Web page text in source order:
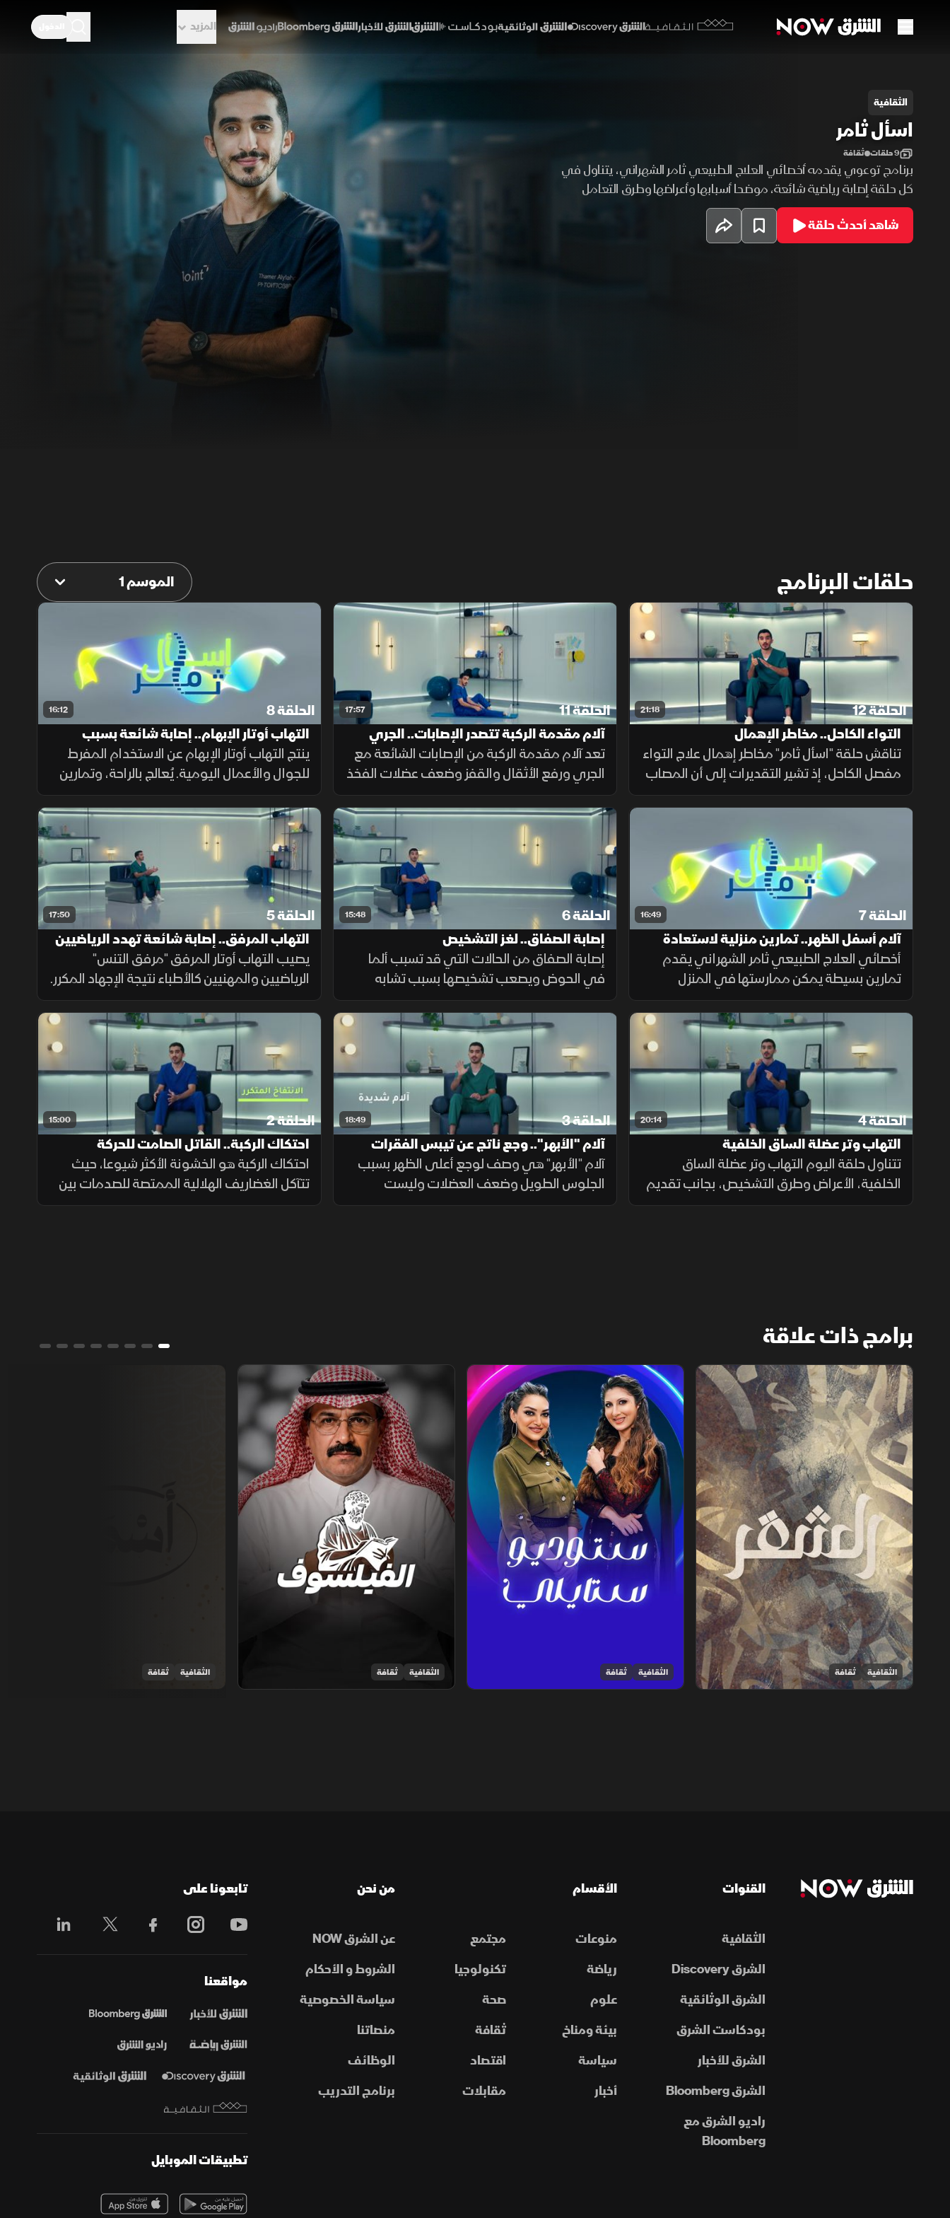
الشرق للأخبار الشرق Bloomberg راديو الشرق
المزيد
الثقافية
اسأل ثامر
9 حلقات ثقافة
برنامج توعوي يقدمه أخصائي العلاج الطبيعي ثامر الشهراني، يتناول في
كل حلقة إصابة رياضية شائعة، موضحا أسبابها وأعراضها وطرق التعامل
معها، مع تقديم تمارين منزلية مبسطة تساعد على تسريع التعافي،
وتقليل فرص تكرار الإصابة، وتعزيز الوعي بأساسيات الوقاية والسلامة
البدنية.
شاهد أحدث حلقة
حلقات البرنامج الموسم 1
21:18
الحلقة 12
التواء الكاحل.. مخاطر الإهمال
تناقش حلقة "اسأل ثامر" مخاطر إهمال علاج التواء
مفصل الكاحل، إذ تشير التقديرات إلى أن المصاب
قد يكون أكثر عرضة بنسبة 70% لتكرار الإصابة
خلال السنة الأولى إذا لم يحصل على التشخيص
17:57
الحلقة 11
آلام مقدمة الركبة تتصدر الإصابات.. الجري
والقفز يرفعان الضغط
تعد آلام مقدمة الركبة من الإصابات الشائعة مع
الجري ورفع الأثقال والقفز وضعف عضلات الفخذ
والحوض. ويرتبط الألم غالبًا بالإجهاد أو شد
العضلات، ما يضغط على صابونة الركبة أثناء
الجلوس الطويل أو القرفصاء.
16:12
الحلقة 8
التهاب أوتار الإبهام.. إصابة شائعة بسبب
الاستخدام المفرط
ينتج التهاب أوتار الإبهام عن الاستخدام المفرط
للجوال والأعمال اليومية. يُعالج بالراحة، وتمارين
العلاج الطبيعي لتقوية العضلات وتخفيف الألم،
والتدخل الجراحي هو الخيار الأخير.
16:49
الحلقة 7
آلام أسفل الظهر.. تمارين منزلية لاستعادة
الحركة
أخصائي العلاج الطبيعي ثامر الشهراني يقدم
تمارين بسيطة يمكن ممارستها في المنزل
للمساعدة على تخفيف آلام أسفل الظهر، مع
خطوات عملية تساعد على تحسين الحركة وتقليل
الشعور بالألم.
15:48
الحلقة 6
إصابة الصفاق.. لغز التشخيص
إصابة الصفاق من الحالات التي قد تسبب ألما
في الحوض ويصعب تشخيصها بسبب تشابه
أعراضها مع إصابات أخرى. الحلقة تشرح أسبابها،
ولماذا تنتشر بين لاعبي كرة القدم، وتناقش
وسائل التشخيص والعلاج.
17:50
الحلقة 5
التهاب المرفق.. إصابة شائعة تهدد الرياضيين
وأصحاب المهن
يصيب التهاب أوتار المرفق "مرفق التنس"
الرياضيين والمهنيين كالأطباء نتيجة الإجهاد المكرر.
ويشخص سريريا باختبارات المقاومة، بينما يعتمد
علاجه الفعال على تقليل الأحمال وتمارين
المقاومة لا الراحة.
20:14
الحلقة 4
التهاب وتر عضلة الساق الخلفية
تتناول حلقة اليوم التهاب وتر عضلة الساق
الخلفية، الأعراض وطرق التشخيص، بجانب تقديم
مجموعة من الإرشادات العلاجية، أبرزها تقليل
18:49
الحلقة 3
آلام "الأبهر".. وجع ناتج عن تيبس الفقرات
وإجهاد العمل
آلام "الأبهر" هي وصف لوجع أعلى الظهر بسبب
الجلوس الطويل وضعف العضلات وليست
تشخيصا. ويحذر المختصون من "طق الظهر"
15:00
الحلقة 2
احتكاك الركبة.. القاتل الصامت للحركة
وسهولة المشي
احتكاك الركبة هو الخشونة الأكثر شيوعا، حيث
تتآكل الغضاريف الهلالية الممتصة للصدمات بين
الفخذ والساق. وتعود الأسباب للتقدم في العمر،
برامج ذات علاقة
الشقر
الثقافية ثقافة
ستوديو ستايلي
الثقافية ثقافة
الفيلسوف
الثقافية ثقافة الثقافية ثقافة
القنوات
الثقافية
الشرق Discovery
الشرق الوثائقية
بودكاست الشرق
الشرق للأخبار
الشرق Bloomberg
راديو الشرق مع
Bloomberg
الأقسام
منوعات
مجتمع
رياضة
تكنولوجيا
علوم
صحة
بيئة ومناخ
ثقافة
سياسة
اقتصاد
أخبار
مقابلات
من نحن
عن الشرق NOW
الشروط و الأحكام
سياسة الخصوصية
منصاتنا
الوظائف
برنامج التدريب
تابعونا على
مواقعنا
تطبيقات الموبايل